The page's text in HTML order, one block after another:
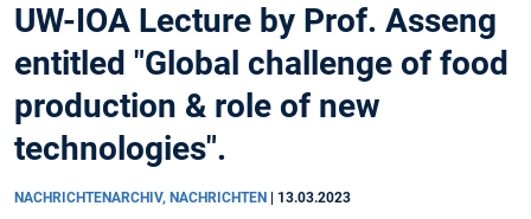
UW-IOA Lecture by Prof. Asseng
entitled "Global challenge of food
production & role of new
technologies".
NACHRICHTENARCHIV, NACHRICHTEN 13.03.2023